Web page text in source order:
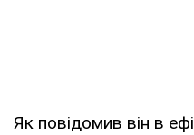
Як повідомив він в